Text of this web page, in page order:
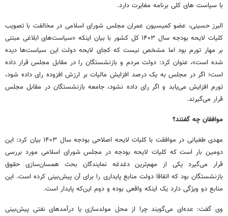
با سیاست های کلی برنامه مغایرت دارد.
البرز حسینی، عضو کمیسیون عمران مجلس شورای اسلامی در مخالفت با تصویب
کلیات لایحه بودجه سال ۱۴۰۳ کل کشور با بیان اینکه «سیاست‌های ابلاغی مبتنی
بر مهار تورم بود اما مشخص نیست که کجای لایحه دولت این سیاست‌ها دیده
شده است»، عنوان کرد: دولت مردم و بازنشستگان را در مقابل مجلس قرار داده
است؛ اگر در مجلس به یک درصد افزایش مالیات بر ارزش افزوده رای داده شود،
تورم افزایش می‌یابد و اگر رای داده نشود، جامعه بازنشستگان در مقابل مجلس
قرار می‌گیرند.
موافقان چه گفتند؟
مهدی طغیانی در موافقت با کلیات لایحه اصلاحی بودجه سال ۱۴۰۳ بیان کرد: این
دومین بار است که کلیات لایحه بودجه در مجلس شورای اسلامی مورد بررسی
قرار می‌گیرد یکی از مهم‌ترین دغدغه نمایندگان بحث همسان‌سازی حقوق
بازنشستگان بود که اتفاقا دولت منابع پایداری را برای آن پیش‌بینی کرده است. این
منابع دو ویژگی دارد یک اینکه واقعی بوده و دوم این‌که پایدار است.
وی گفت: عده‌ای می‌گویند چرا از محل مولدسازی یا درآمدهای نفتی پیش‌بینی